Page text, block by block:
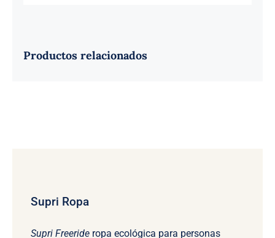
Productos relacionados
Supri Ropa
Supri Freerideropa ecológica para personas